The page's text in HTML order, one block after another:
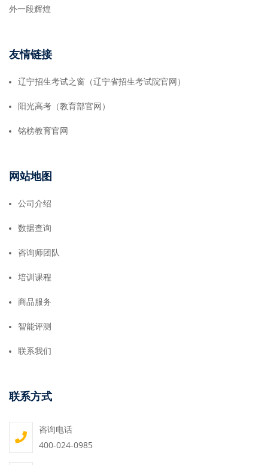
外一段辉煌
友情链接
辽宁招生考试之窗（辽宁省招生考试院官网）
阳光高考（教育部官网）
铭榜教育官网
网站地图
公司介绍
数据查询
咨询师团队
培训课程
商品服务
智能评测
联系我们
联系方式
咨询电话
400-024-0985